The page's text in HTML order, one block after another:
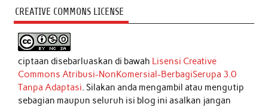
CREATIVE COMMONS LICENSE
ciptaan disebarluaskan di bawah Lisensi Creative
Commons Atribusi-NonKomersial-BerbagiSerupa 3.0
Tanpa Adaptasi. Silakan anda mengambil atau mengutip
sebagian maupun seluruh isi blog ini asalkan jangan